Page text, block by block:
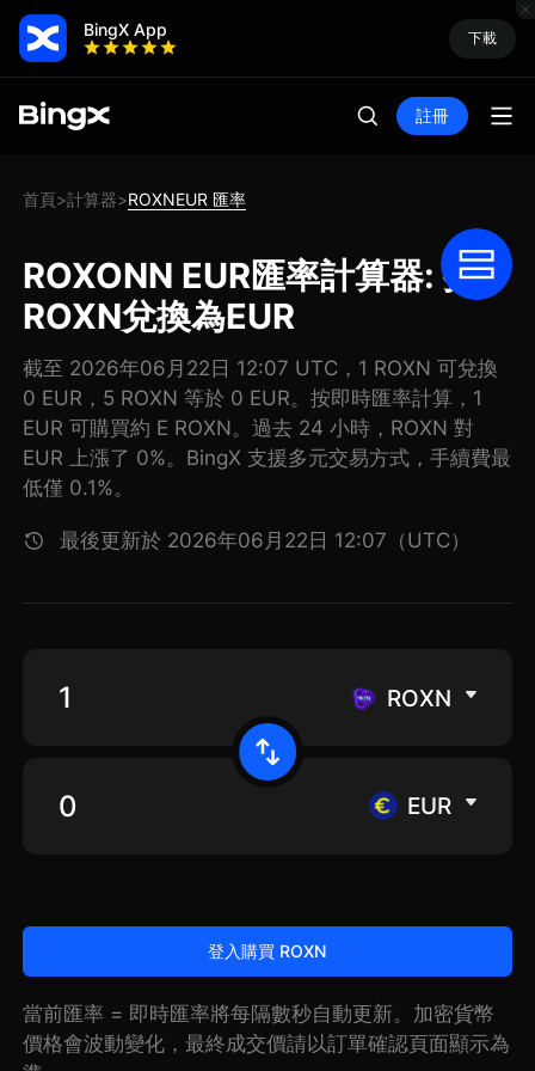
BingX App 下載
註冊
首頁>計算器>ROXNEUR 匯率
ROXONN EUR匯率計算器: 把
ROXN兌換為EUR
截至 2026年06月22日 12:07 UTC，1 ROXN 可兌換
0 EUR，5 ROXN 等於 0 EUR。按即時匯率計算，1
EUR 可購買約 E ROXN。過去 24 小時，ROXN 對
EUR 上漲了 0%。BingX 支援多元交易方式，手續費最
低僅 0.1%。
最後更新於 2026年06月22日 12:07（UTC）
ROXN
EUR
登入購買 ROXN
當前匯率 = 即時匯率將每隔數秒自動更新。加密貨幣
價格會波動變化，最終成交價請以訂單確認頁面顯示為